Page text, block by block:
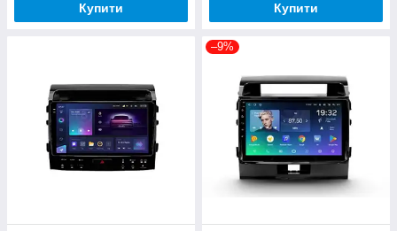
Купити Купити
–9%